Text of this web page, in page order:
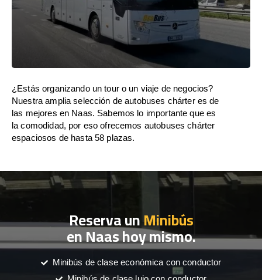
¿Estás organizando un tour o un viaje de negocios?
Nuestra amplia selección de autobuses chárter es de
las mejores en Naas. Sabemos lo importante que es
la comodidad, por eso ofrecemos autobuses chárter
espaciosos de hasta 58 plazas.
Reserva unMinibús
en Naas hoy mismo.
Minibús de clase económica con conductor